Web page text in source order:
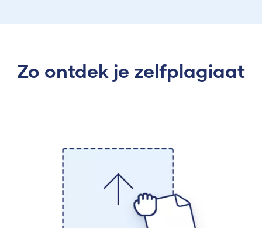
Zo ontdek je zelfplagiaat